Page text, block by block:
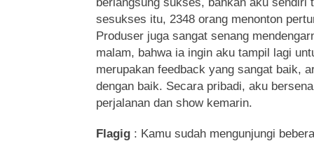
sesukses itu, 2348 orang menonton
Produser juga sangat senang
malam, bahwa ia ingin aku tampil lagi
merupakan feedback yang sangat baik,
dengan baik. Secara pribadi, aku
perjalanan dan show kemarin.
Flagig : Kamu sudah mengunjungi